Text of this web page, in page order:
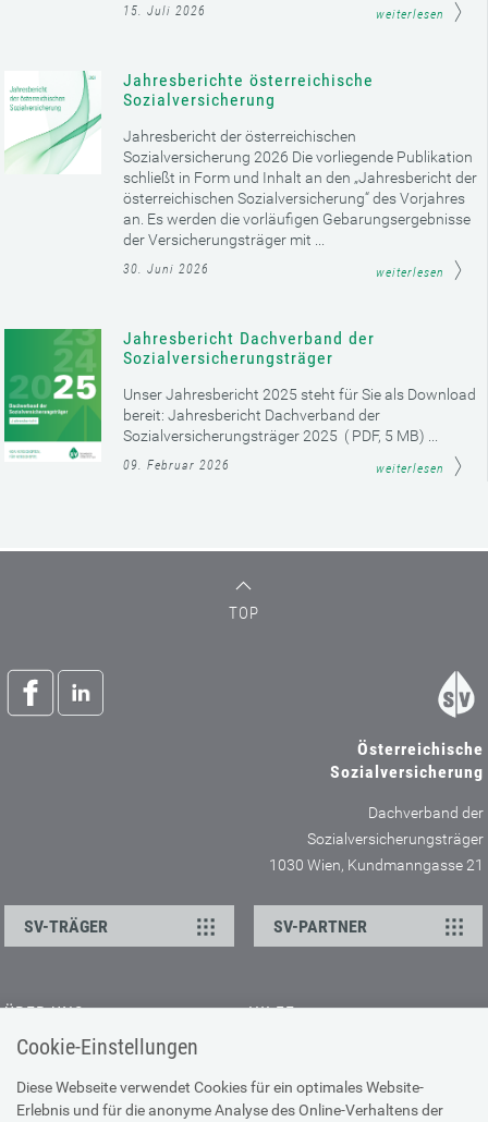
Cookie-Einstellungen
Diese Webseite verwendet Cookies für ein optimales Website-
Erlebnis und für die anonyme Analyse des Online-Verhaltens der
15. Juli 2026 weiterlesen
Jahresberichte österreichische
Sozialversicherung
Jahresbericht der österreichischen
Sozialversicherung 2026 Die vorliegende Publikation
schließt in Form und Inhalt an den „Jahresbericht der
österreichischen Sozialversicherung“ des Vorjahres
an. Es werden die vorläufigen Gebarungsergebnisse
der Versicherungsträger mit ...
30. Juni 2026 weiterlesen
Jahresbericht Dachverband der
Sozialversicherungsträger
Unser Jahresbericht 2025 steht für Sie als Download
bereit: Jahresbericht Dachverband der
Sozialversicherungsträger 2025 ( PDF, 5 MB) ...
09. Februar 2026 weiterlesen
TOP
Österreichische
Sozialversicherung
Dachverband der
Sozialversicherungsträger
1030 Wien, Kundmanngasse 21
SV-TRÄGER SV-PARTNER
ÜBER UNS
Kontakt
Offene Stellen
Presse
HILFE
Browser-Info & Sicherheit
Hilfe zur Suche